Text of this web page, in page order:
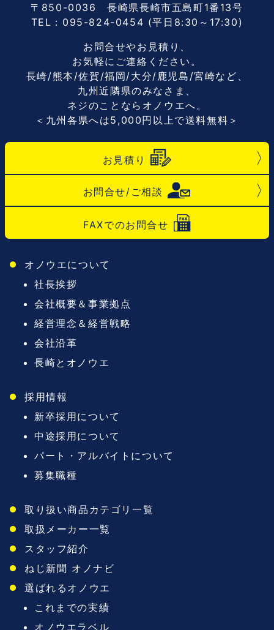
〒850-0036 長崎県長崎市五島町1番13号
TEL： 095-824-0454 (平日8:30～17:30)
お問合せやお見積り、
お気軽にご連絡ください。
長崎/熊本/佐賀/福岡/大分/鹿児島/宮崎など、
九州近隣県のみなさま、
ネジのことならオノウエへ。
＜九州各県へは5,000円以上で送料無料＞
お見積り
お問合せ/ご相談
FAXでのお問合せ
オノウエについて
社長挨拶
会社概要＆事業拠点
経営理念＆経営戦略
会社沿革
長崎とオノウエ
採用情報
新卒採用について
中途採用について
パート・アルバイトについて
募集職種
取り扱い商品カテゴリ一覧
取扱メーカー一覧
スタッフ紹介
ねじ新聞 オノナビ
選ばれるオノウエ
これまでの実績
オノウエラベル